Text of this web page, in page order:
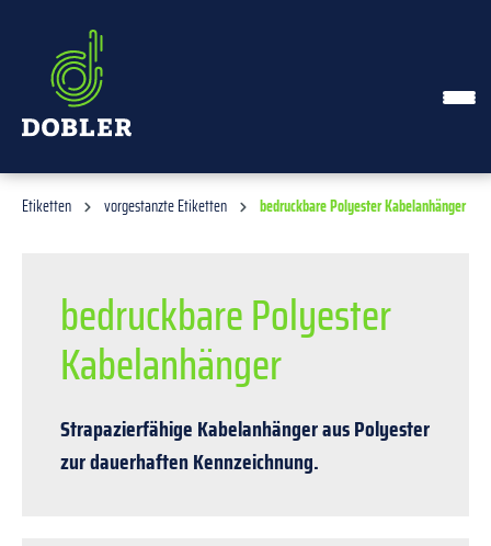
Etiketten vorgestanzte Etiketten bedruckbare Polyester Kabelanhänger
bedruckbare Polyester
Kabelanhänger
Strapazierfähige Kabelanhänger aus Polyester
zur dauerhaften Kennzeichnung.